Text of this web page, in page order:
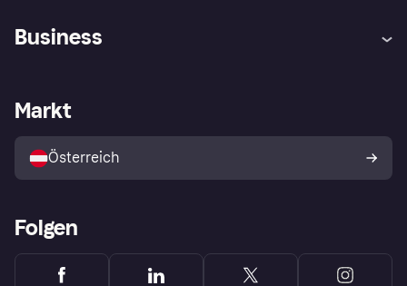
Shops entdecken
Business
Händlerportal
Markt
Österreich
Folgen